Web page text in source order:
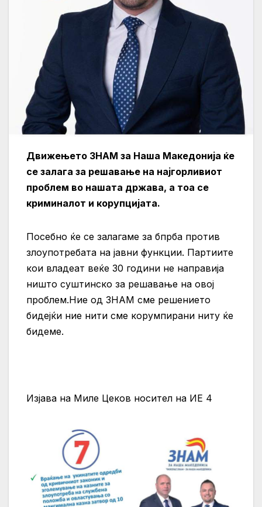
Движењето ЗНАМ за Наша Македонија ќе
се залага за решавање на најгорливиот
проблем во нашата држава, а тоа се
криминалот и корупцијата.
Посебно ќе се залагаме за бпрба против
злоупотребата на јавни функции. Партиите
кои владеат веќе 30 години не направија
ништо суштинско за решавање на овој
проблем.Ние од ЗНАМ сме решението
бидејќи ние нити сме корумпирани ниту ќе
бидеме.
Изјава на Миле Цеков носител на ИЕ 4